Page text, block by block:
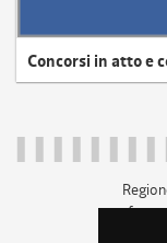
Concorsi in atto e
c.f.